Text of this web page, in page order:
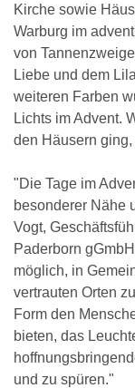
Kirche sowie
Warburg im
von
Liebe und dem
weiteren Farben
Lichts im Advent.
den Häusern
"Die Tage im
besonderer Nähe
Vogt,
Paderborn
möglich, in
vertrauten Orten
Form den
bieten, das
und zu spüren."